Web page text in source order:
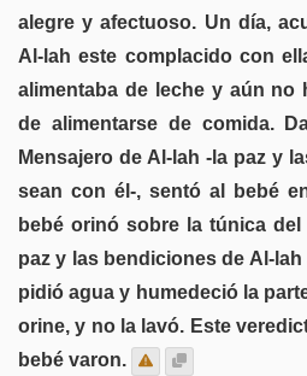
alegre y afectuoso. Un día,
Al-lah este complacido con
alimentaba de leche y aún no
de alimentarse de comida.
Mensajero de Al-lah -la paz y
sean con él-, sentó al bebé
bebé orinó sobre la túnica del
paz y las bendiciones de Al-
pidió agua y humedeció la
orine, y no la lavó. Este
bebé varon.